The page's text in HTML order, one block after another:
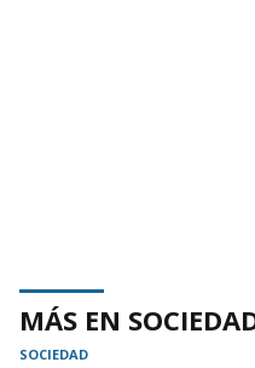
MÁS EN
SOCIEDAD